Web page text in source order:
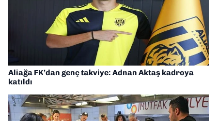
Aliağa FK’dan genç takviye: Adnan Aktaş kadroya
katıldı